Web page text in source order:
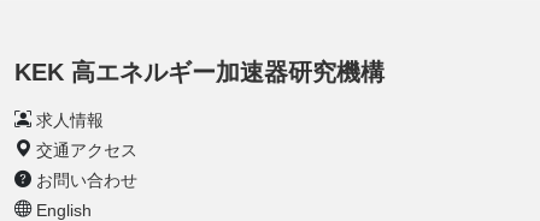
KEK 高エネルギー加速器研究機構
求人情報
交通アクセス
お問い合わせ
English